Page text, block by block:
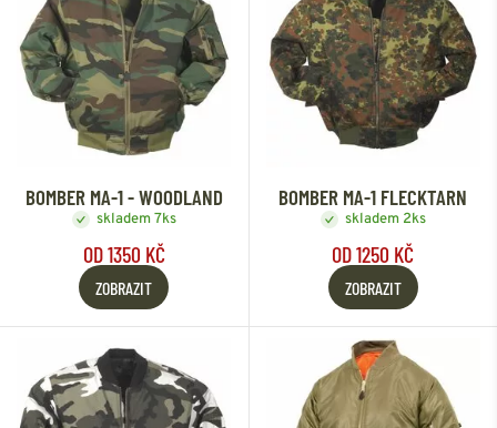
BOMBER MA-1 - WOODLAND
skladem 7ks
OD 1350 KČ
ZOBRAZIT
BOMBER MA-1 FLECKTARN
skladem 2ks
OD 1250 KČ
ZOBRAZIT